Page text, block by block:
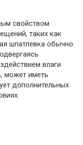
свойством
таких как
шпатлевка обычно
влаги.
может иметь
дополнительных